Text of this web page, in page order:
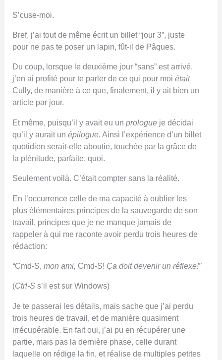
S’cuse-moi.
Bref, j’ai tout de même écrit un billet “jour 3”, juste
pour ne pas te poser un lapin, fût-il de Pâques.
Du coup, lorsque le deuxième jour “sans” est arrivé,
j’en ai profité pour te parler de ce qui pour moiétait
Cully, de manière à ce que, finalement, il y ait bien un
article par jour.
Et même, puisqu’il y avait eu unprologue je décidai
qu’il y aurait unépilogue. Ainsi l’expérience d’un billet
quotidien serait-elle aboutie, touchée par la grâce de
la plénitude, parfaite, quoi.
Seulement voilà. C’était compter sans la réalité.
En l’occurrence celle de ma capacité à oublier les
plus élémentaires principes de la sauvegarde de son
travail, principes que je ne manque jamais de
rappeler à qui me raconte avoir perdu trois heures de
rédaction:
“Cmd-S, mon ami, Cmd-S! Ça doit devenir un réflexe!”
(Ctrl-S s’il est sur Windows)
Je te passerai les détails, mais sache que j’ai perdu
trois heures de travail, et de manière quasiment
irrécupérable. En fait oui, j’ai pu en récupérer une
partie, mais pas la dernière phase, celle durant
laquelle on rédige la fin, et réalise de multiples petites